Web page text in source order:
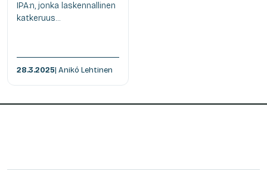
IPA:n, jonka laskennallinen
katkeruus...
28.3.2025| Anikó Lehtinen